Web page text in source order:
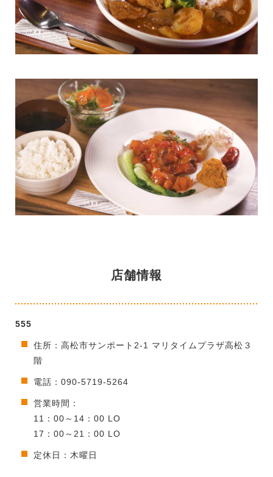
店舗情報
555
住所：高松市サンポート2-1 マリタイムプラザ高松３
階
電話：090-5719-5264
営業時間：
11：00～14：00 LO
17：00～21：00 LO
定休日：木曜日